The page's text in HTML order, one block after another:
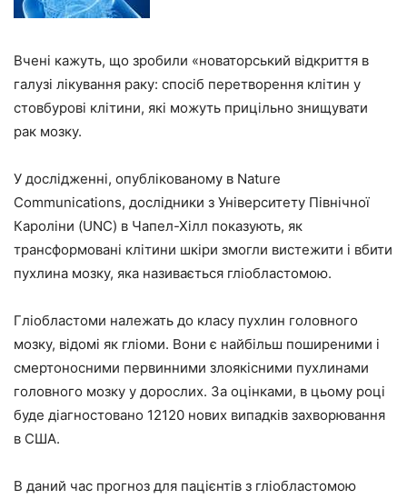
Вчені кажуть, що зробили «новаторський відкриття в
галузі лікування раку: спосіб перетворення клітин у
стовбурові клітини, які можуть прицільно знищувати
рак мозку.
У дослідженні, опублікованому в Nature
Communications, дослідники з Університету Північної
Кароліни (UNC) в Чапел-Хілл показують, як
трансформовані клітини шкіри змогли вистежити і вбити
пухлина мозку, яка називається гліобластомою.
Гліобластоми належать до класу пухлин головного
мозку, відомі як гліоми. Вони є найбільш поширеними і
смертоносними первинними злоякісними пухлинами
головного мозку у дорослих. За оцінками, в цьому році
буде діагностовано 12120 нових випадків захворювання
в США.
В даний час прогноз для пацієнтів з гліобластомою